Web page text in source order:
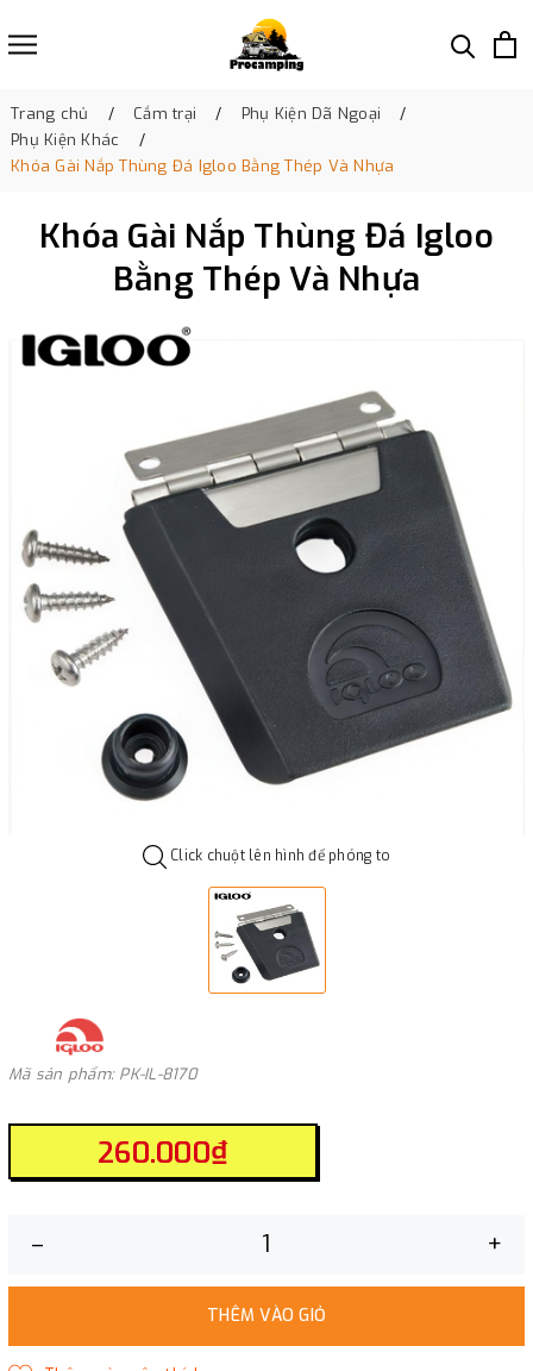
Trang chủ Cắm trại
Phụ Kiện Dã Ngoại
Phụ Kiện Khác
Khóa Gài Nắp Thùng Đá Igloo Bằng Thép Và Nhựa
Khóa Gài Nắp Thùng Đá Igloo
Bằng Thép Và Nhựa
Click chuột lên hình để phóng to
Mã sản phẩm: PK-IL-8170
260.000₫
– +
THÊM VÀO GIỎ